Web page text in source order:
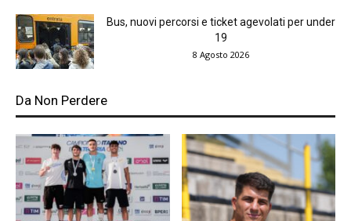
Bus, nuovi percorsi e ticket agevolati per under
19
8 Agosto 2026
Da Non Perdere